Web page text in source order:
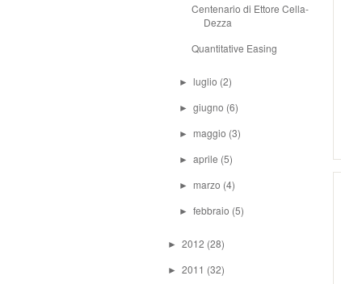
Centenario di Ettore Cella-
Dezza
Quantitative Easing
► luglio (2)
►giugno (6)
► maggio (3)
►aprile (5)
► marzo (4)
►febbraio (5)
► 2012 (28)
► 2011 (32)